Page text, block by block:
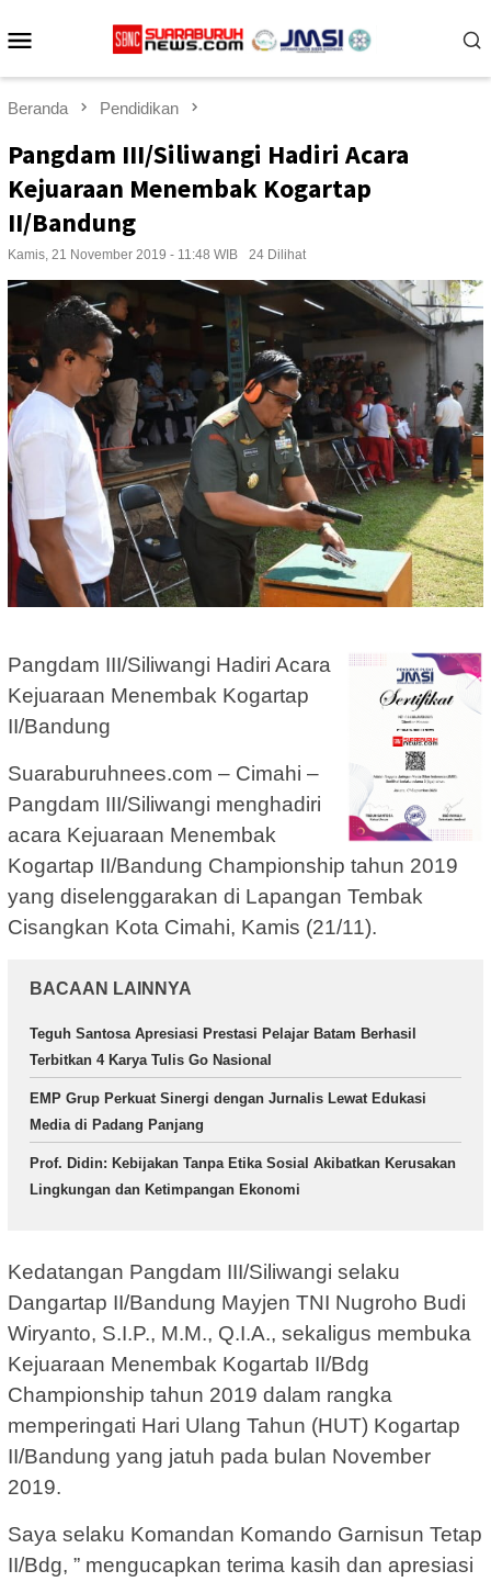
ke
Beranda Pendidikan
Pangdam III/Siliwangi Hadiri Acara
Kejuaraan Menembak Kogartap
II/Bandung
Kamis, 21 November 2019 - 11:48 WIB 24 Dilihat
Pangdam III/Siliwangi Hadiri Acara
Kejuaraan Menembak Kogartap
II/Bandung
Suaraburuhnees.com – Cimahi –
Pangdam III/Siliwangi menghadiri
acara Kejuaraan Menembak
Kogartap II/Bandung Championship tahun 2019
yang diselenggarakan di Lapangan Tembak
Cisangkan Kota Cimahi, Kamis (21/11).
BACAAN LAINNYA
Teguh Santosa Apresiasi Prestasi Pelajar Batam Berhasil
Terbitkan 4 Karya Tulis Go Nasional
EMP Grup Perkuat Sinergi dengan Jurnalis Lewat Edukasi
Media di Padang Panjang
Prof. Didin: Kebijakan Tanpa Etika Sosial Akibatkan Kerusakan
Lingkungan dan Ketimpangan Ekonomi
Kedatangan Pangdam III/Siliwangi selaku
Dangartap II/Bandung Mayjen TNI Nugroho Budi
Wiryanto, S.I.P., M.M., Q.I.A., sekaligus membuka
Kejuaraan Menembak Kogartab II/Bdg
Championship tahun 2019 dalam rangka
memperingati Hari Ulang Tahun (HUT) Kogartap
II/Bandung yang jatuh pada bulan November
2019.
Saya selaku Komandan Komando Garnisun Tetap
II/Bdg, ” mengucapkan terima kasih dan apresiasi